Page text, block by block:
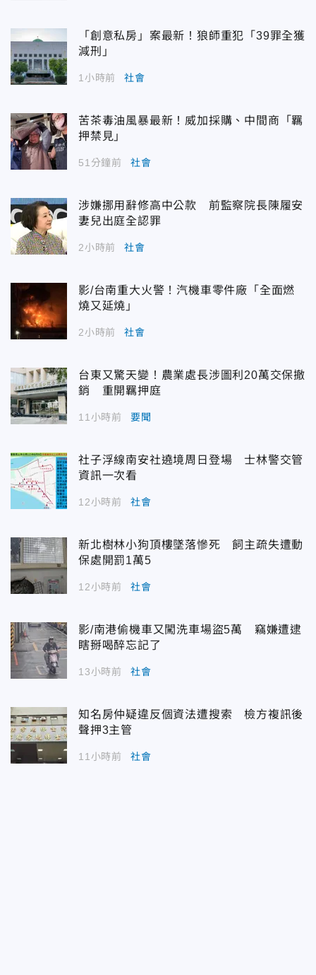
「創意私房」案最新！狼師重犯「39罪全獲
減刑」
1小時前 社會
苦茶毒油風暴最新！威加採購、中間商「羈
押禁見」
51分鐘前 社會
涉嫌挪用辭修高中公款 前監察院長陳履安
妻兒出庭全認罪
2小時前 社會
影/台南重大火警！汽機車零件廠「全面燃
燒又延燒」
2小時前 社會
台東又驚天變！農業處長涉圖利20萬交保撤
銷 重開羈押庭
11小時前 要聞
社子浮線南安社遶境周日登場 士林警交管
資訊一次看
12小時前 社會
新北樹林小狗頂樓墜落慘死 飼主疏失遭動
保處開罰1萬5
12小時前 社會
影/南港偷機車又闖洗車場盜5萬 竊嫌遭逮
瞎掰喝醉忘記了
13小時前 社會
知名房仲疑違反個資法遭搜索 檢方複訊後
聲押3主管
11小時前 社會